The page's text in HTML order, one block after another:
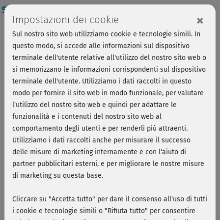
Marcus Müller
Von Schwimmen im Kindesalter hin zu einer
Impostazioni dei cookie ×
Sul nostro sito web utilizziamo cookie e tecnologie simili. In
questo modo, si accede alle informazioni sul dispositivo
terminale dell'utente relative all'utilizzo del nostro sito web o
si memorizzano le informazioni corrispondenti sul dispositivo
terminale dell'utente. Utilizziamo i dati raccolti in questo
modo per fornire il sito web in modo funzionale, per valutare
l'utilizzo del nostro sito web e quindi per adattare le
funzionalità e i contenuti del nostro sito web al
comportamento degli utenti e per renderli più attraenti.
Utilizziamo i dati raccolti anche per misurare il successo
delle misure di marketing internamente e con l'aiuto di
partner pubblicitari esterni, e per migliorare le nostre misure
di marketing su questa base.
Cliccare su "Accetta tutto" per dare il consenso all'uso di tutti
i cookie e tecnologie simili o "Rifiuta tutto" per consentire